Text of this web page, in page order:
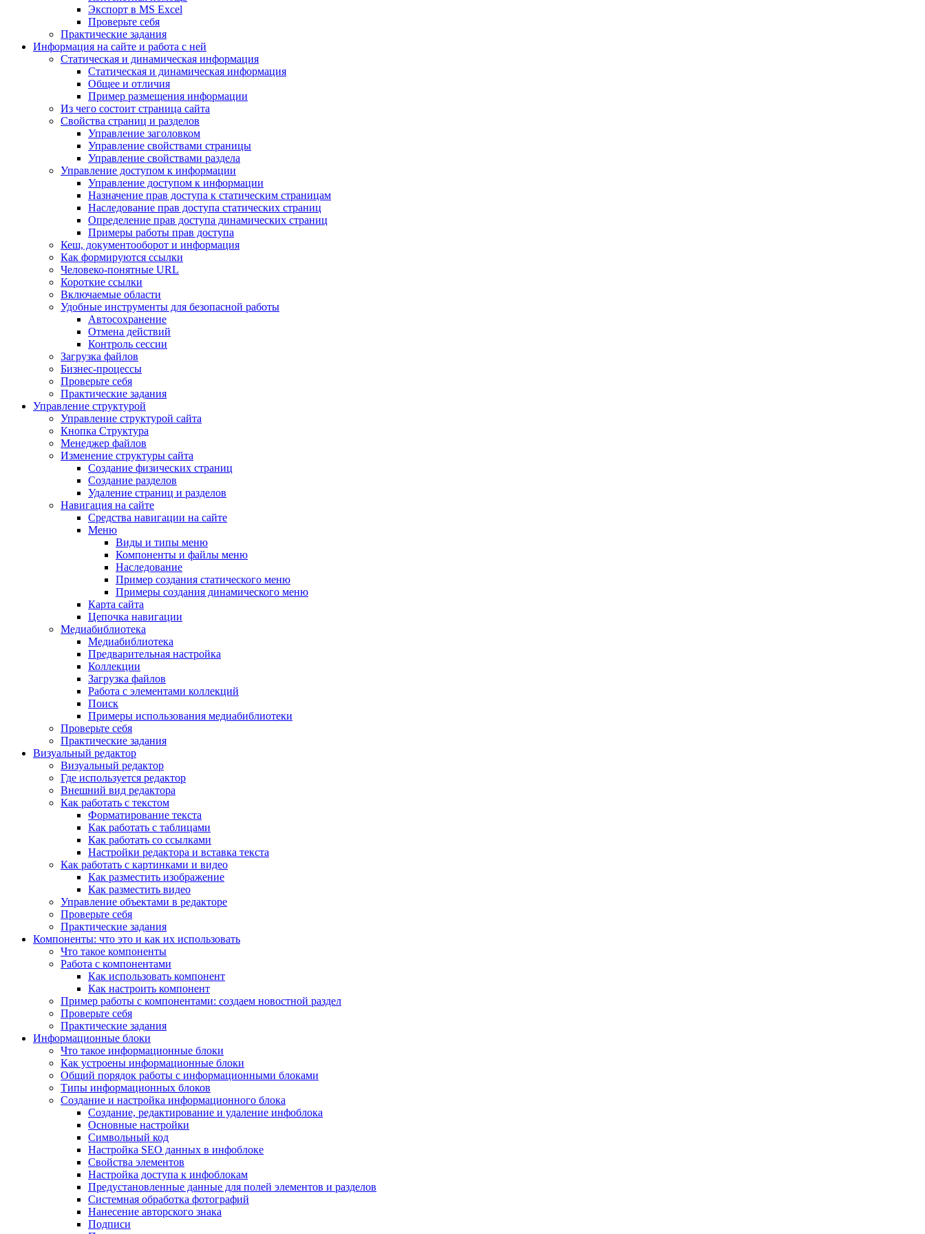
Экспорт в MS Excel
Проверьте себя
Практические задания
Информация на сайте и работа с ней
Статическая и динамическая информация
Статическая и динамическая информация
Общее и отличия
Пример размещения информации
Из чего состоит страница сайта
Свойства страниц и разделов
Управление заголовком
Управление свойствами страницы
Управление свойствами раздела
Управление доступом к информации
Управление доступом к информации
Назначение прав доступа к статическим страницам
Наследование прав доступа статических страниц
Определение прав доступа динамических страниц
Примеры работы прав доступа
Кеш, документооборот и информация
Как формируются ссылки
Человеко-понятные URL
Короткие ссылки
Включаемые области
Удобные инструменты для безопасной работы
Автосохранение
Отмена действий
Контроль сессии
Загрузка файлов
Бизнес-процессы
Проверьте себя
Практические задания
Управление структурой
Управление структурой сайта
Кнопка Структура
Менеджер файлов
Изменение структуры сайта
Создание физических страниц
Создание разделов
Удаление страниц и разделов
Навигация на сайте
Средства навигации на сайте
Меню
Виды и типы меню
Компоненты и файлы меню
Наследование
Пример создания статического меню
Примеры создания динамического меню
Карта сайта
Цепочка навигации
Медиабиблиотека
Медиабиблиотека
Предварительная настройка
Коллекции
Загрузка файлов
Работа с элементами коллекций
Поиск
Примеры использования медиабиблиотеки
Проверьте себя
Практические задания
Визуальный редактор
Визуальный редактор
Где используется редактор
Внешний вид редактора
Как работать с текстом
Форматирование текста
Как работать с таблицами
Как работать со ссылками
Настройки редактора и вставка текста
Как работать с картинками и видео
Как разместить изображение
Как разместить видео
Управление объектами в редакторе
Проверьте себя
Практические задания
Компоненты: что это и как их использовать
Что такое компоненты
Работа с компонентами
Как использовать компонент
Как настроить компонент
Пример работы с компонентами: создаем новостной раздел
Проверьте себя
Практические задания
Информационные блоки
Что такое информационные блоки
Как устроены информационные блоки
Общий порядок работы с информационными блоками
Типы информационных блоков
Создание и настройка информационного блока
Создание, редактирование и удаление инфоблока
Основные настройки
Символьный код
Настройка SEO данных в инфоблоке
Свойства элементов
Настройка доступа к инфоблокам
Предустановленные данные для полей элементов и разделов
Системная обработка фотографий
Нанесение авторского знака
Подписи